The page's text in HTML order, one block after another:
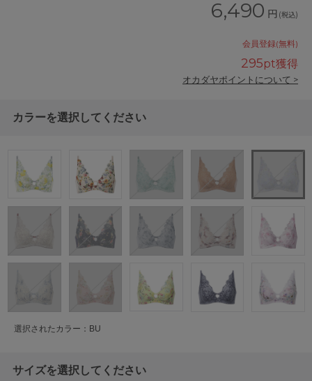
6,490 円 (税込)
会員登録(無料)
295pt獲得
オカダヤポイントについて >
カラーを選択してください
選択されたカラー：BU
サイズを選択してください